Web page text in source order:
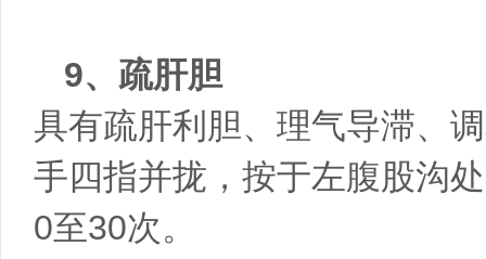
9、疏肝胆
具有疏肝利胆、理气导滞、
手四指并拢，按于左腹股沟
0至30次。